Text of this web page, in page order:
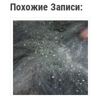
Похожие Записи: